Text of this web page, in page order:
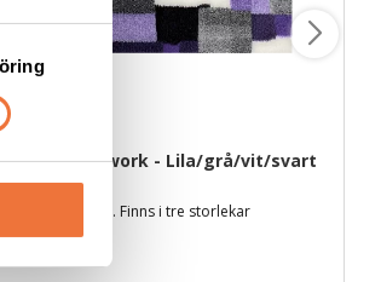
Patchwork - Lila/grå/vit/svart
ca 28 mm. Finns i tre storlekar